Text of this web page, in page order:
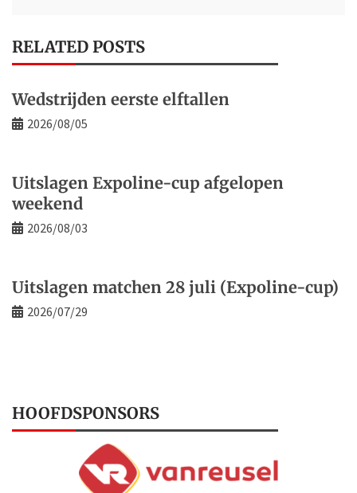
RELATED POSTS
Wedstrijden eerste elftallen
2026/08/05
Uitslagen Expoline-cup afgelopen
weekend
2026/08/03
Uitslagen matchen 28 juli (Expoline-cup)
2026/07/29
HOOFDSPONSORS